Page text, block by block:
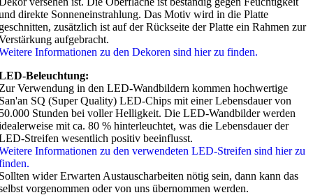
direkte Sonneneinstrahlung. Das Motiv wird in die Platte
zusätzlich ist auf der Rückseite der Platte ein Rahmen zur
aufgebracht.
Informationen zu den Dekoren sind hier zu finden.
Beleuchtung:
Verwendung in den LED-Wandbildern kommen hochwertige
SQ (Super Quality) LED-Chips mit einer Lebensdauer von
Stunden bei voller Helligkeit. Die LED-Wandbilder werden
mit ca. 80 % hinterleuchtet, was die Lebensdauer der
Streifen wesentlich positiv beeinflusst.
Informationen zu den verwendeten LED-Streifen sind hier zu
wider Erwarten Austauscharbeiten nötig sein, dann kann das
vorgenommen oder von uns übernommen werden.